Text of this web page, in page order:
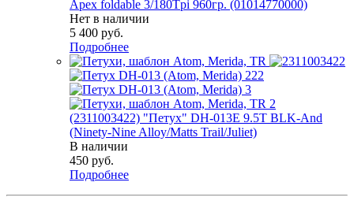
Apex foldable 3/180Tpi 960гр. (01014770000)
Нет в наличии
5 400 руб.
Подробнее
(2311003422) "Петух" DH-013E 9.5T BLK-And
(Ninety-Nine Alloy/Matts Trail/Juliet)
В наличии
450 руб.
Подробнее